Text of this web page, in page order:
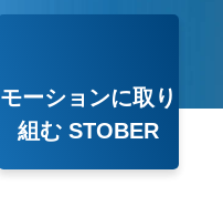
モーションに取り
組む STOBER